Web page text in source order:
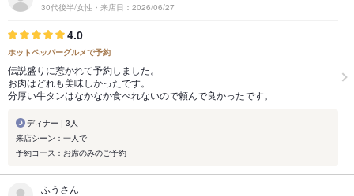
30代後半/女性・来店日：2026/06/27
4.0
ホットペッパーグルメで予約
伝説盛りに惹かれて予約しました。
お肉はどれも美味しかったです。
分厚い牛タンはなかなか食べれないので頼んで良かったです。
ディナー | 3人
来店シーン：一人で
予約コース：お席のみのご予約
ふうさん